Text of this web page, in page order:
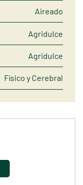
Aireado
Agridulce
Agridulce
Físico y Cerebral